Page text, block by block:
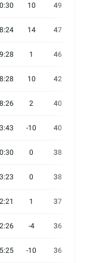
10 49
14 47
1 46
10 42
2 40
-10 40
0 38
0 38
1 37
-4 36
-10 36